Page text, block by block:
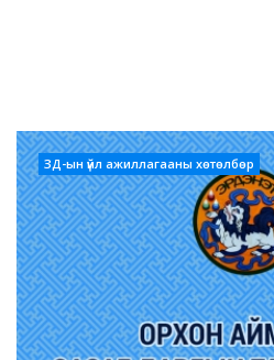
ЗД-ын үйл ажиллагааны хөтөлбөр